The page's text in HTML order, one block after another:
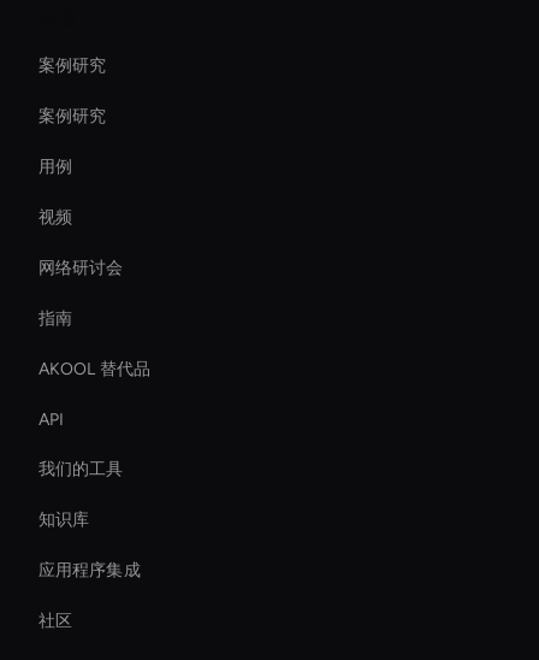
案例研究
案例研究
用例
视频
网络研讨会
指南
AKOOL 替代品
API
我们的工具
知识库
应用程序集成
社区